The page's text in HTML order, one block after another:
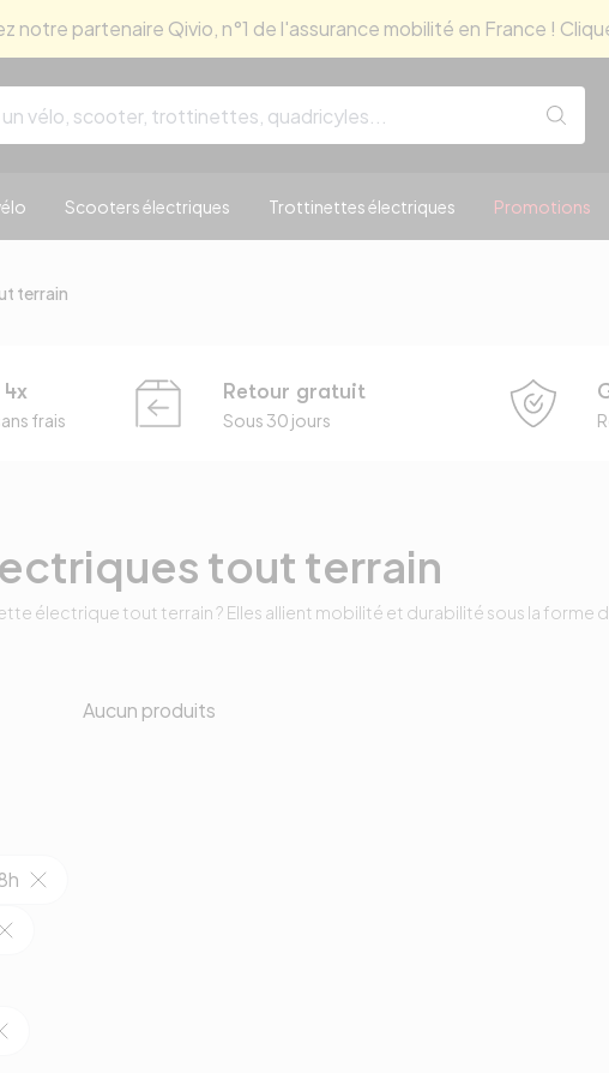
notre partenaire Qivio, n°1 de l'assurance mobilité en France !
Scooters électriques Trottinettes électriques Promotions
terrain
frais
Retour gratuit
Sous 30 jours
tout terrain
électrique tout terrain ? Elles allient mobilité et durabilité sous la
Aucun produits